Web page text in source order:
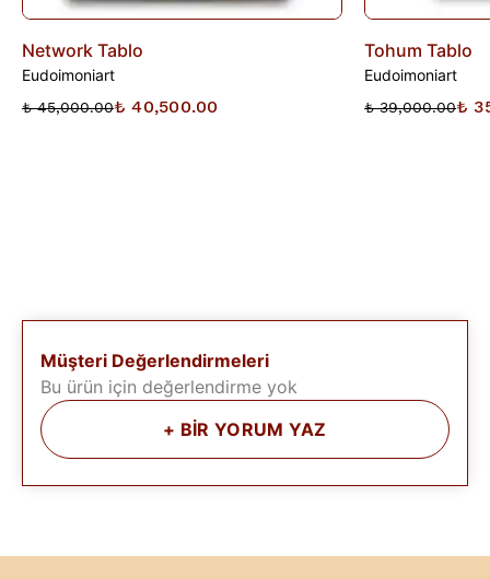
Network Tablo
Eudoimoniart
₺ 45,000.00₺ 40,500.00
Tohum Tablo
Eudoimoniart
₺ 39,000.00₺
Müşteri Değerlendirmeleri
Bu ürün için değerlendirme yok
+ BİR YORUM YAZ